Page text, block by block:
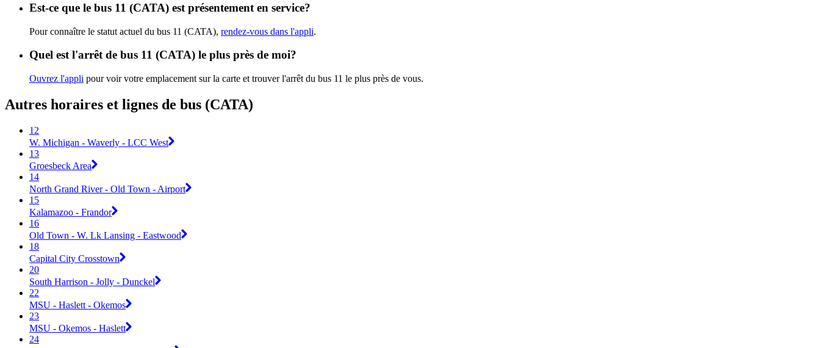
Est-ce que le bus 11 (CATA) est présentement en service?
Pour connaître le statut actuel du bus 11 (CATA), rendez-vous dans l'appli.
Quel est l'arrêt de bus 11 (CATA) le plus près de moi?
Ouvrez l'appli pour voir votre emplacement sur la carte et trouver l'arrêt du bus 11 le plus près de vous.
Autres horaires et lignes de bus (CATA)
12
W. Michigan - Waverly - LCC West
13
Groesbeck Area
14
North Grand River - Old Town - Airport
15
Kalamazoo - Frandor
16
Old Town - W. Lk Lansing - Eastwood
18
Capital City Crosstown
20
South Harrison - Jolly - Dunckel
22
MSU - Haslett - Okemos
23
MSU - Okemos - Haslett
24